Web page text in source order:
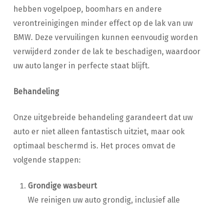
hebben vogelpoep, boomhars en andere
verontreinigingen minder effect op de lak van uw
BMW. Deze vervuilingen kunnen eenvoudig worden
verwijderd zonder de lak te beschadigen, waardoor
uw auto langer in perfecte staat blijft.
Behandeling
Onze uitgebreide behandeling garandeert dat uw
auto er niet alleen fantastisch uitziet, maar ook
optimaal beschermd is. Het proces omvat de
volgende stappen:
Grondige wasbeurt
We reinigen uw auto grondig, inclusief alle